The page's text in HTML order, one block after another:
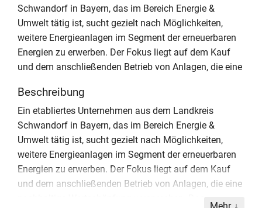
Schwandorf in Bayern, das im Bereich Energie &
Umwelt tätig ist, sucht gezielt nach Möglichkeiten,
weitere Energieanlagen im Segment der erneuerbaren
Energien zu erwerben. Der Fokus liegt auf dem Kauf
und dem anschließenden Betrieb von Anlagen, die eine
Beschreibung
Ein etabliertes Unternehmen aus dem Landkreis
Schwandorf in Bayern, das im Bereich Energie &
Umwelt tätig ist, sucht gezielt nach Möglichkeiten,
weitere Energieanlagen im Segment der erneuerbaren
Energien zu erwerben. Der Fokus liegt auf dem Kauf
und dem anschließenden Betrieb von Anlagen, die eine